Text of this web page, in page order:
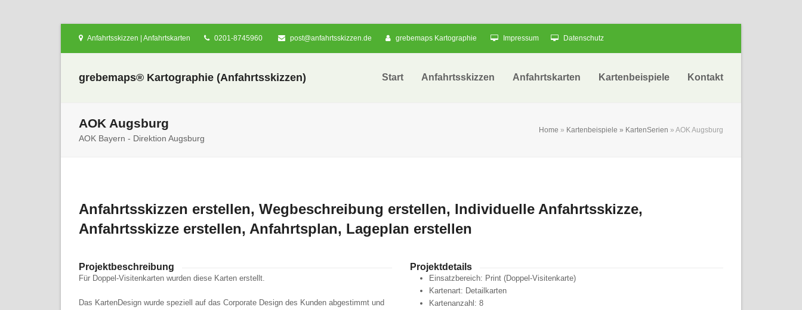
Anfahrtsskizzen | Anfahrtskarten 0201-8745960 post@anfahrtsskizzen.de grebemaps Kartographie Impressum Datenschutz
grebemaps® Kartographie (Anfahrtsskizzen) Start Anfahrtsskizzen Anfahrtskarten Kartenbeispiele Kontakt
AOK Augsburg
AOK Bayern - Direktion Augsburg
Home » Kartenbeispiele » KartenSerien » AOK Augsburg
Anfahrtsskizzen erstellen, Wegbeschreibung erstellen, Individuelle Anfahrtsskizze,
Anfahrtsskizze erstellen, Anfahrtsplan, Lageplan erstellen
Projektbeschreibung
Für Doppel-Visitenkarten wurden diese Karten erstellt.
Das KartenDesign wurde speziell auf das Corporate Design des Kunden abgestimmt und
Projektdetails
Einsatzbereich: Print (Doppel-Visitenkarte)
Kartenart: Detailkarten
Kartenanzahl: 8